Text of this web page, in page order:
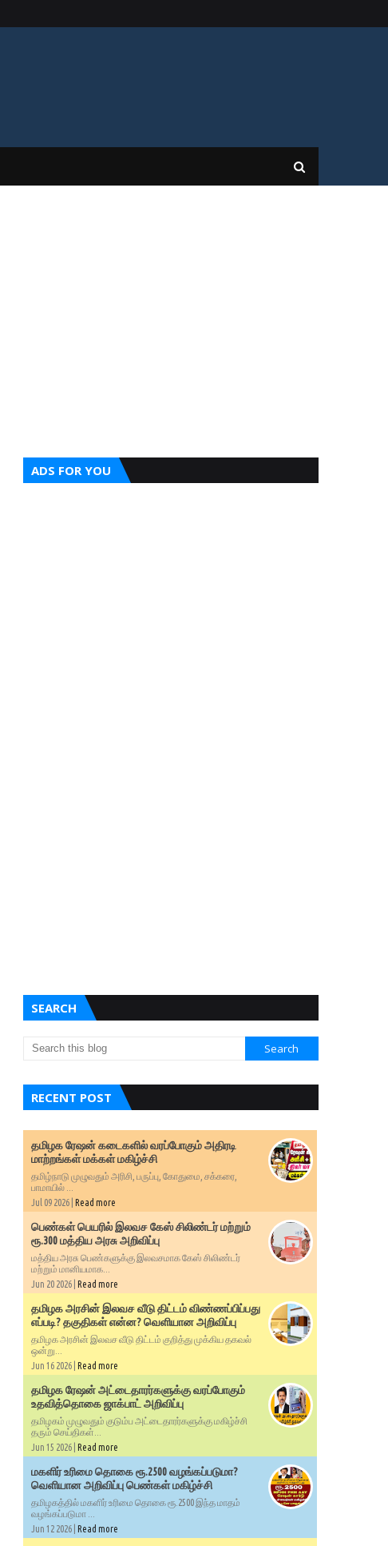
ADS FOR YOU
SEARCH
RECENT POST
தமிழக ரேஷன் கடைகளில் வரப்போகும் அதிரடி
மாற்றங்கள் மக்கள் மகிழ்ச்சி
தமிழ்நாடு முழுவதும் அரிசி, பருப்பு, கோதுமை, சக்கரை,
பாமாயில் ...
Jul 09 2026 | Read more
பெண்கள் பெயரில் இலவச கேஸ் சிலிண்டர் மற்றும்
ரூ.300 மத்திய அரசு அறிவிப்பு
மத்திய அரசு பெண்களுக்கு இலவசமாக கேஸ் சிலிண்டர்
மற்றும் மானியமாக...
Jun 20 2026 | Read more
தமிழக அரசின் இலவச வீடு திட்டம் விண்ணப்பிப்பது
எப்படி? தகுதிகள் என்ன? வெளியான அறிவிப்பு
தமிழக அரசின் இலவச வீடு திட்டம் குறித்து முக்கிய தகவல்
ஒன்று...
Jun 16 2026 | Read more
தமிழக ரேஷன் அட்டைதாரர்களுக்கு வரப்போகும்
உதவித்தொகை ஜாக்பாட் அறிவிப்பு
தமிழகம் முழுவதும் குடும்ப அட்டைதாரர்களுக்கு மகிழ்ச்சி
தரும் செய்திகள்...
Jun 15 2026 | Read more
மகளிர் உரிமை தொகை ரூ.2500 வழங்கப்படுமா?
வெளியான அறிவிப்பு பெண்கள் மகிழ்ச்சி
தமிழகத்தில் மகளிர் உரிமை தொகை ரூ.2500 இந்த மாதம்
வழங்கப்படுமா ...
Jun 12 2026 | Read more